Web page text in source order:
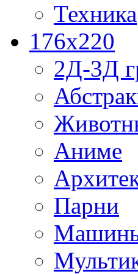
Техника
176x220
2Д-3Д
Аниме
Парни